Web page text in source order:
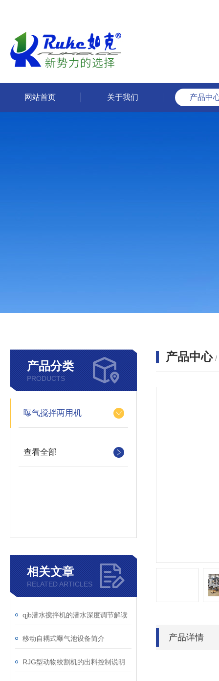
网站首页 关于我们 产品中
产品分类
PRODUCTS
曝气搅拌两用机
查看全部
相关文章
RELATED ARTICLES
qjb潜水搅拌机的潜水深度调节解读
移动自耦式曝气池设备简介
RJG型动物绞割机的出料控制说明
产品中心 /
产品详情